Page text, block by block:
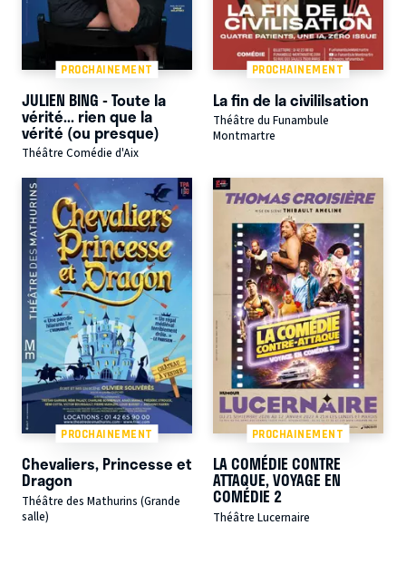
PROCHAINEMENT
JULIEN BING - Toute la
vérité... rien que la
vérité (ou presque)
Théâtre Comédie d'Aix
PROCHAINEMENT
La fin de la civililsation
Théâtre du Funambule
Montmartre
PROCHAINEMENT
Chevaliers, Princesse et
Dragon
Théâtre des Mathurins (Grande
salle)
PROCHAINEMENT
LA COMÉDIE CONTRE
ATTAQUE, VOYAGE EN
COMÉDIE 2
Théâtre Lucernaire